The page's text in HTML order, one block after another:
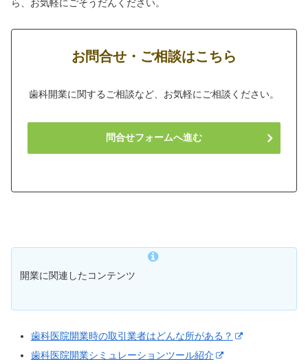
ら、お気軽にごそうだんください。
お問合せ・ご相談はこちら
歯科開業に関するご相談など、お気軽にご相談ください。
問合せフォームへ進む
開業に関連したコンテンツ
歯科医院開業時の取引業者はどんな所がある？
歯科医院開業シミュレーションツール紹介